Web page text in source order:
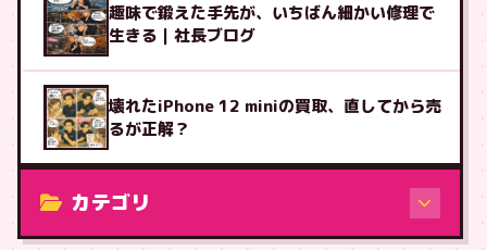
趣味で鍛えた手先が、いちばん細かい修理で
生きる｜社長ブログ
壊れたiPhone 12 miniの買取、直してから売
るが正解？
カテゴリ